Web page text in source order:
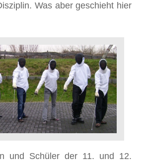
Was aber geschieht hier
und Schüler der 11. und 12.